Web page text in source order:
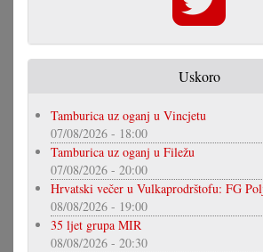
Uskoro
Tamburica uz oganj u Vincjetu
07/08/2026 - 18:00
Tamburica uz oganj u Filežu
07/08/2026 - 20:00
Hrvatski večer u Vulkaprodrštofu: FG
08/08/2026 - 19:00
35 ljet grupa MIR
08/08/2026 - 20:30